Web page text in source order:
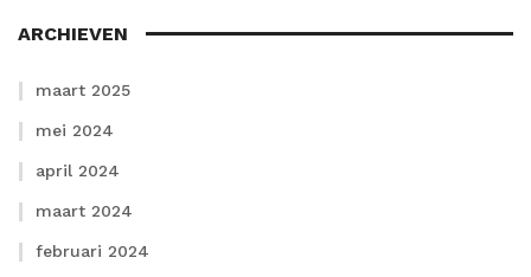
ARCHIEVEN
maart 2025
mei 2024
april 2024
maart 2024
februari 2024